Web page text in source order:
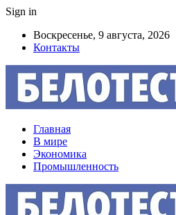
Sign in
Воскресенье, 9 августа, 2026
Контакты
Главная
В мире
Экономика
Промышленность